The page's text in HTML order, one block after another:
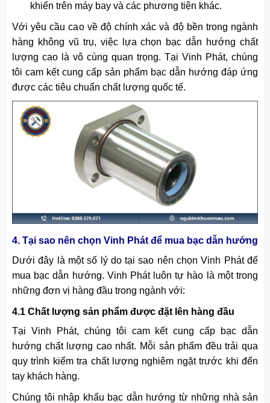
khiển trên máy bay và các phương tiện khác.
Với yêu cầu cao về độ chính xác và độ bền trong ngành
hàng không vũ trụ, việc lựa chọn bạc dẫn hướng chất
lượng cao là vô cùng quan trọng. Tại Vinh Phát, chúng
tôi cam kết cung cấp sản phẩm bạc dẫn hướng đáp ứng
được các tiêu chuẩn chất lượng quốc tế.
4. Tại sao nên chọn Vinh Phát để mua bạc dẫn hướng
Dưới đây là một số lý do tại sao nên chọn Vinh Phát để
mua bạc dẫn hướng. Vinh Phát luôn tự hào là một trong
những đơn vị hàng đầu trong ngành với:
4.1 Chất lượng sản phẩm được đặt lên hàng đầu
Tại Vinh Phát, chúng tôi cam kết cung cấp bạc dẫn
hướng chất lượng cao nhất. Mỗi sản phẩm đều trải qua
quy trình kiểm tra chất lượng nghiêm ngặt trước khi đến
tay khách hàng.
Chúng tôi nhập khẩu bạc dẫn hướng từ những nhà sản